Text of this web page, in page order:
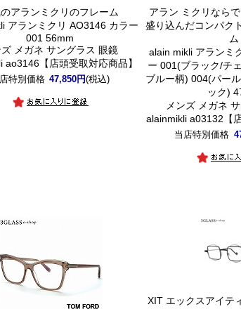
のアランミクリのフレーム
アランミクリ AO3146 カラー
001 56mm
ズ メガネ サングラス 眼鏡
ao3146【店頭受取対応商品】
特別価格 47,850円(税込)
アラン ミクリなら
盛り込んだコンパク
ム
alain mikli アランミ
ー 001(ブラック/チ
ブルー柄) 004(パー
ック)
メンズ メガネ
alainmikli a03132【
当店特別価格
XIT エックスアイテ